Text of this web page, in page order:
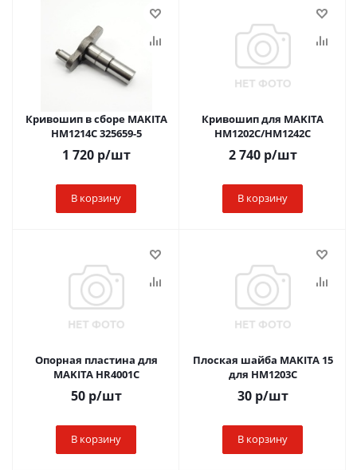
Кривошип в сборе MAKITA
HM1214C 325659-5
1 720р/шт
В корзину
Кривошип для MAKITA
HM1202C/HM1242C
2 740р/шт
В корзину
Опорная пластина для
MAKITA HR4001C
50р/шт
В корзину
Плоская шайба MAKITA 15
для HM1203C
30р/шт
В корзину